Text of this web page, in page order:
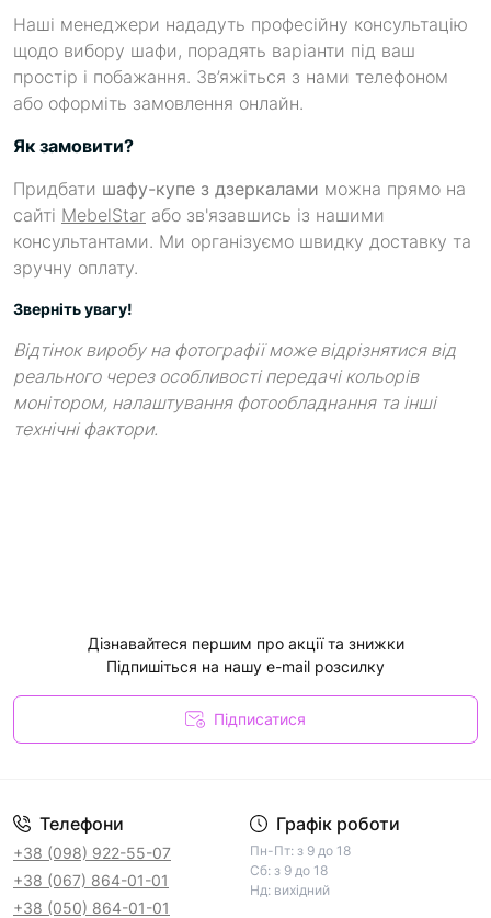
Наші менеджери нададуть професійну консультацію
щодо вибору шафи, порадять варіанти під ваш
простір і побажання. Зв’яжіться з нами телефоном
або оформіть замовлення онлайн.
Як замовити?
Придбати шафу-купе з дзеркалами можна прямо на
сайті MebelStar або зв'язавшись із нашими
консультантами. Ми організуємо швидку доставку та
зручну оплату.
Зверніть увагу!
Відтінок виробу на фотографії може відрізнятися від
реального через особливості передачі кольорів
монітором, налаштування фотообладнання та інші
технічні фактори.
Дізнавайтеся першим про акції та знижки
Підпишіться на нашу e-mail розсилку
Підписатися
Телефони
+38 (098) 922-55-07
+38 (067) 864-01-01
+38 (050) 864-01-01
Графік роботи
Пн-Пт: з 9 до 18
Сб: з 9 до 18
Нд: вихідний